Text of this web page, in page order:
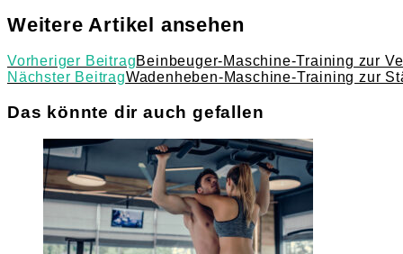
Weitere Artikel ansehen
Vorheriger BeitragBeinbeuger-Maschine-Training zur
Nächster BeitragWadenheben-Maschine-Training zur
Das könnte dir auch gefallen